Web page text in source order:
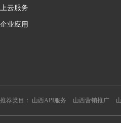
上云服务
企业应用
推荐类目： 山西API服务 山西营销推广